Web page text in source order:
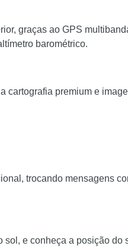
graças ao GPS
barométrico.
cartografia premium e
trocando mensagens
e conheça a posição do